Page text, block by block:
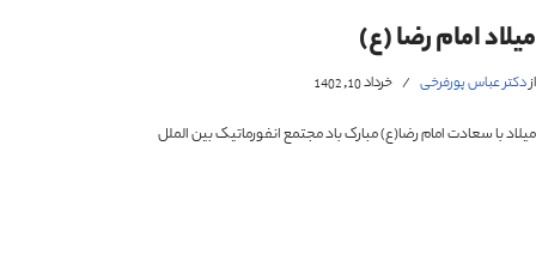
امام رضا (ع)
عباس پورفرخی خرداد 10, 1402
با سعادت امام رضا(ع) مبارک باد مجتمع انفورماتیک بین الملل